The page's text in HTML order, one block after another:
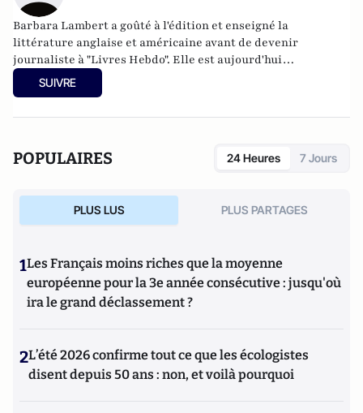
Barbara Lambert a goûté à l'édition et enseigné la
littérature anglaise et américaine avant de devenir
journaliste à "Livres Hebdo". Elle est aujourd'hui
responsable des rubriques société/idées d'Atlantico.fr.
SUIVRE
POPULAIRES 24 Heures 7 Jours
PLUS LUS PLUS PARTAGES
1Les Français moins riches que la moyenne
européenne pour la 3e année consécutive : jusqu'où
ira le grand déclassement ?
2L’été 2026 confirme tout ce que les écologistes
disent depuis 50 ans : non, et voilà pourquoi